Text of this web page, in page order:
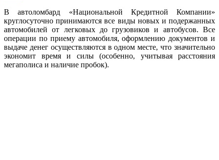
В автоломбард «Национальной Кредитной Компании»
круглосуточно принимаются все виды новых и подержанных
автомобилей от легковых до грузовиков и автобусов. Все
операции по приему автомобиля, оформлению документов и
выдаче денег осуществляются в одном месте, что значительно
экономит время и силы (особенно, учитывая расстояния
мегаполиса и наличие пробок).